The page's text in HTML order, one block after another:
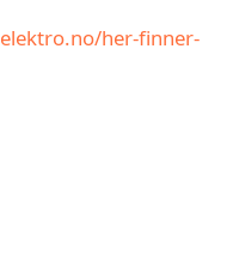
elektro.no/her-finner-